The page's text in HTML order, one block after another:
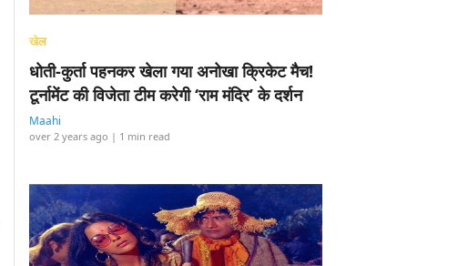
खेल
धोती-कुर्ता पहनकर खेला गया अनोखा क्रिकेट मैच!
टूर्नामेंट की विजेता टीम करेगी ‘राम मंदिर’ के दर्शन
Maahi
over 2 years ago | 1 min read